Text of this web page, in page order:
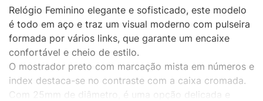
Relógio Feminino elegante e sofisticado, este modelo
é todo em aço e traz um visual moderno com pulseira
formada por vários links, que garante um encaixe
confortável e cheio de estilo.
O mostrador preto com marcação mista em números e
index destaca-se no contraste com a caixa cromada.
Com 25mm de diâmetro, é uma opção delicada e